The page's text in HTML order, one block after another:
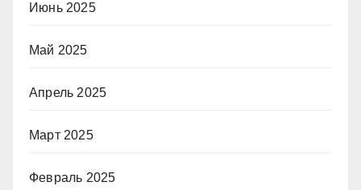
Июнь 2025
Май 2025
Апрель 2025
Март 2025
Февраль 2025